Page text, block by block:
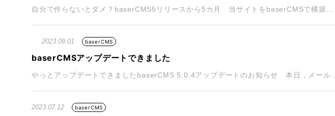
自分で作らないとダメ？baserCMS5リリースから5カ月 当サイトをbaserCMSで構築...
2023.09.01 baserCMS
baserCMSアップデートできました
やっとアップデートできましたbaserCMS 5.0.4アップデートのお知らせ 本日，メール...
2023.07.12 baserCMS